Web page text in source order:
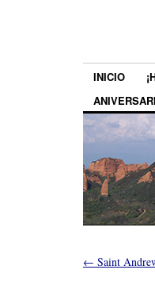
INICIO
← Saint